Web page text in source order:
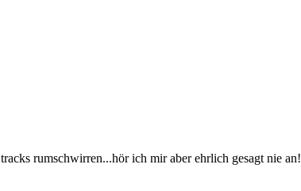
rumschwirren...hör ich mir aber ehrlich gesagt nie an!